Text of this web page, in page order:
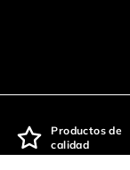
Productos de
calidad